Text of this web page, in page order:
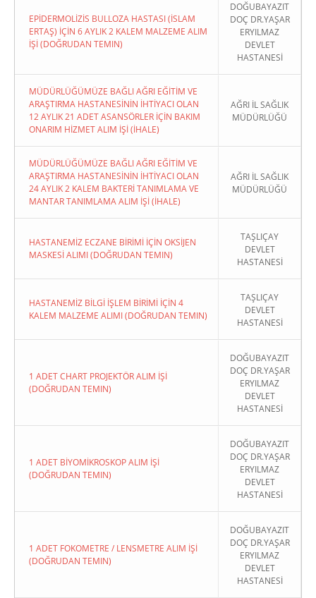
EPİDERMOLİZİS BULLOZA HASTASI (İSLAM
ERTAŞ) İÇİN 6 AYLIK 2 KALEM MALZEME ALIM
İŞİ (DOĞRUDAN TEMIN)
DOĞUBAYAZIT
DOÇ DR.YAŞAR
ERYILMAZ
DEVLET
HASTANESİ
MÜDÜRLÜĞÜMÜZE BAĞLI AĞRI EĞİTİM VE
ARAŞTIRMA HASTANESİNİN İHTİYACI OLAN
12 AYLIK 21 ADET ASANSÖRLER İÇİN BAKIM
ONARIM HİZMET ALIM İŞİ (İHALE)
AĞRI İL SAĞLIK
MÜDÜRLÜĞÜ
MÜDÜRLÜĞÜMÜZE BAĞLI AĞRI EĞİTİM VE
ARAŞTIRMA HASTANESİNİN İHTİYACI OLAN
24 AYLIK 2 KALEM BAKTERİ TANIMLAMA VE
MANTAR TANIMLAMA ALIM İŞİ (İHALE)
AĞRI İL SAĞLIK
MÜDÜRLÜĞÜ
HASTANEMİZ ECZANE BİRİMİ İÇİN OKSİJEN
MASKESİ ALIMI (DOĞRUDAN TEMIN)
TAŞLIÇAY
DEVLET
HASTANESİ
HASTANEMİZ BİLGİ İŞLEM BİRİMİ İÇİN 4
KALEM MALZEME ALIMI (DOĞRUDAN TEMIN)
TAŞLIÇAY
DEVLET
HASTANESİ
1 ADET CHART PROJEKTÖR ALIM İŞİ
(DOĞRUDAN TEMIN)
DOĞUBAYAZIT
DOÇ DR.YAŞAR
ERYILMAZ
DEVLET
HASTANESİ
1 ADET BİYOMİKROSKOP ALIM İŞİ
(DOĞRUDAN TEMIN)
DOĞUBAYAZIT
DOÇ DR.YAŞAR
ERYILMAZ
DEVLET
HASTANESİ
1 ADET FOKOMETRE / LENSMETRE ALIM İŞİ
(DOĞRUDAN TEMIN)
DOĞUBAYAZIT
DOÇ DR.YAŞAR
ERYILMAZ
DEVLET
HASTANESİ